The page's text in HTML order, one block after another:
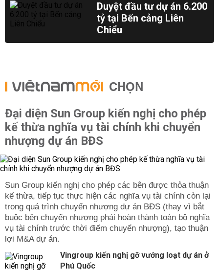
Duyệt đầu tư dự án 6.200
tỷ tại Bến cảng Liên
Chiểu
CHỌN
Đại diện Sun Group kiến nghị cho phép
kế thừa nghĩa vụ tài chính khi chuyển
nhượng dự án BĐS
Sun Group kiến nghị cho phép các bên được thỏa thuận
kế thừa, tiếp tục thực hiện các nghĩa vụ tài chính còn lại
trong quá trình chuyển nhượng dự án BĐS (thay vì bắt
buộc bên chuyển nhượng phải hoàn thành toàn bộ nghĩa
vụ tài chính trước thời điểm chuyển nhượng), tạo thuận
lợi M&A dự án.
Vingroup kiến nghị gỡ vướng loạt dự án ở
Phú Quốc